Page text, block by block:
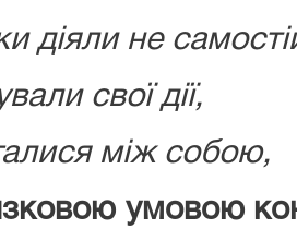
діяли не
свої дії,
між собою,
умовою